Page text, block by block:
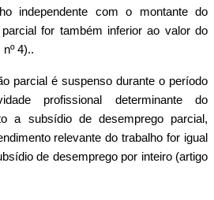
independente com o montante do
for também inferior ao valor do
4)..
parcial é suspenso durante o período
profissional determinante do
a subsídio de desemprego parcial,
relevante do trabalho for igual
de desemprego por inteiro (artigo